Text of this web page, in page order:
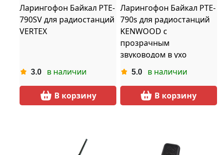
Ларингофон Байкал PTE-
790SV для радиостанций
VERTEX
3.0 в наличии
В корзину
Ларингофон Байкал PTE-
790s для радиостанций
KENWOOD с
прозрачным
звуководом в ухо
5.0 в наличии
В корзину